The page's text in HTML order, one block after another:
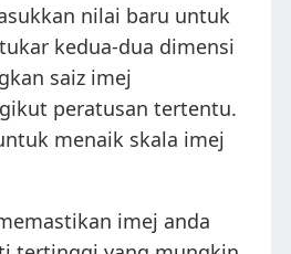
nilai baru untuk
kedua-dua dimensi
saiz imej
peratusan tertentu.
menaik skala imej
imej anda